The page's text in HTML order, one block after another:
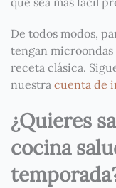
De todos modos,
tengan microondas
receta clásica.
nuestra cuenta de
¿Quieres
cocina